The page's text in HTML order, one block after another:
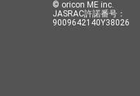
© oricon ME inc.
JASRAC許諾番号：
9009642140Y38026